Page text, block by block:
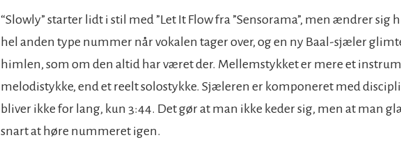
“Slowly” starter lidt i stil med ”Let It Flow fra ”Sensorama”, men ændrer sig
hel anden type nummer når vokalen tager over, og en ny Baal-sjæler
himlen, som om den altid har været der. Mellemstykket er mere et
melodistykke, end et reelt solostykke. Sjæleren er komponeret med
bliver ikke for lang, kun 3:44. Det gør at man ikke keder sig, men at man
snart at høre nummeret igen.